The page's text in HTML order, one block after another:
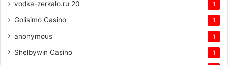
vodka-zerkalo.ru 20 1
Golisimo Casino 1
anonymous 1
Shelbywin Casino 1